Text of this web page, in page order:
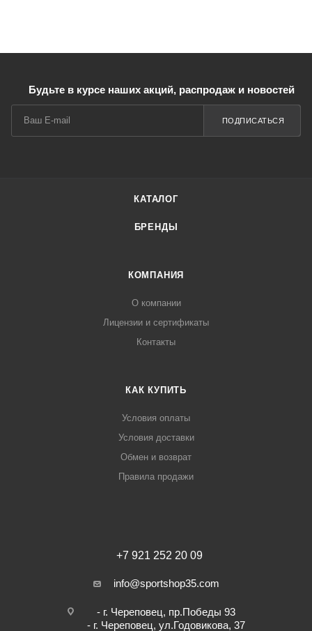
Будьте в курсе наших акций, распродаж и новостей
ПОДПИСАТЬСЯ
КАТАЛОГ
БРЕНДЫ
КОМПАНИЯ
О компании
Лицензии и сертификаты
Контакты
КАК КУПИТЬ
Условия оплаты
Условия доставки
Обмен и возврат
Правила продажи
+7 921 252 20 09
info@sportshop35.com
- г. Череповец, пр.Победы 93
- г. Череповец, ул.Годовикова, 37